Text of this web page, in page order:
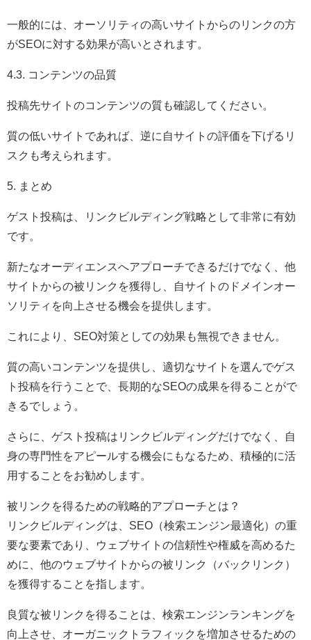
一般的には、オーソリティの高いサイトからのリンクの方
がSEOに対する効果が高いとされます。
4.3. コンテンツの品質
投稿先サイトのコンテンツの質も確認してください。
質の低いサイトであれば、逆に自サイトの評価を下げるリ
スクも考えられます。
5. まとめ
ゲスト投稿は、リンクビルディング戦略として非常に有効
です。
新たなオーディエンスへアプローチできるだけでなく、他
サイトからの被リンクを獲得し、自サイトのドメインオー
ソリティを向上させる機会を提供します。
これにより、SEO対策としての効果も無視できません。
質の高いコンテンツを提供し、適切なサイトを選んでゲス
ト投稿を行うことで、長期的なSEOの成果を得ることがで
きるでしょう。
さらに、ゲスト投稿はリンクビルディングだけでなく、自
身の専門性をアピールする機会にもなるため、積極的に活
用することをお勧めします。
被リンクを得るための戦略的アプローチとは？
リンクビルディングは、SEO（検索エンジン最適化）の重
要な要素であり、ウェブサイトの信頼性や権威を高めるた
めに、他のウェブサイトからの被リンク（バックリンク）
を獲得することを指します。
良質な被リンクを得ることは、検索エンジンランキングを
向上させ、オーガニックトラフィックを増加させるための